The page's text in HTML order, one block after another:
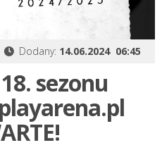
Dodany: 14.06.2024 06:45
sezonu